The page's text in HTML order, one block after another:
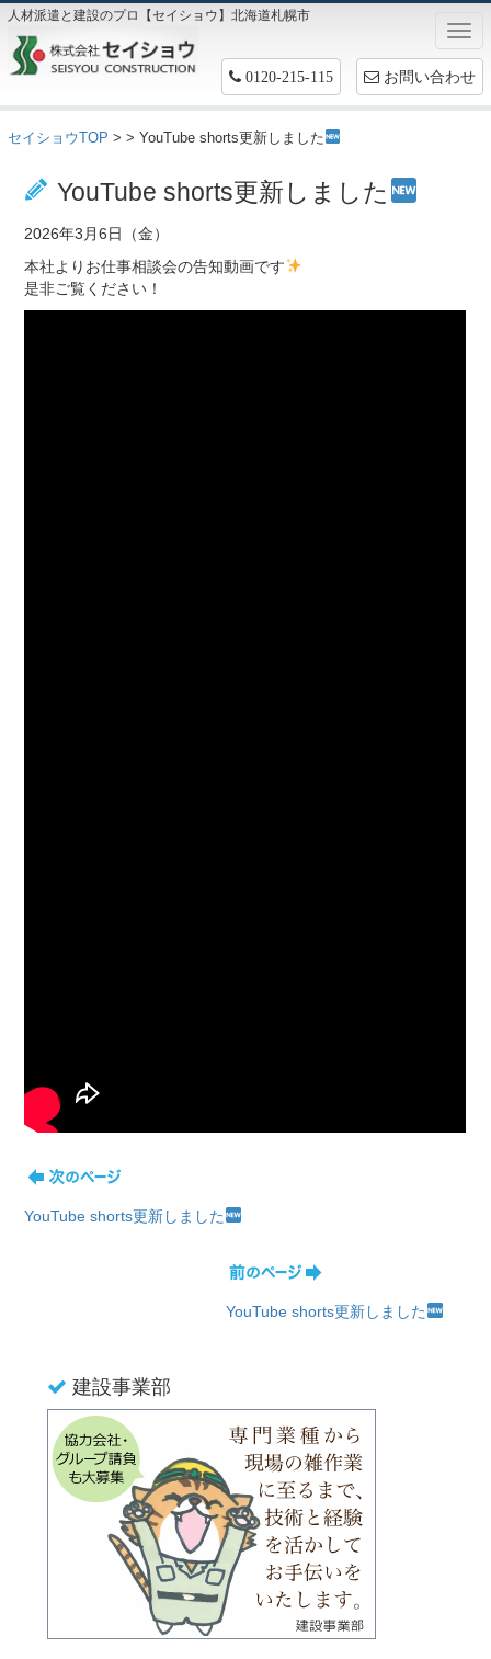
人材派遣と建設のプロ【セイショウ】北海道札幌市
0120-215-115 お問い合わせ
お仕事情報
セイショウTOP > > YouTube shorts更新しました
YouTube shorts更新しました
2026年3月6日（金）
本社よりお仕事相談会の告知動画です
是非ご覧ください！
YouTube shorts更新しました
YouTube shorts更新しました
建設事業部